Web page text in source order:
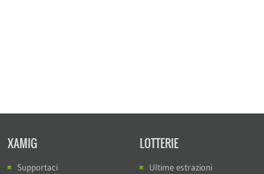
XAMIG
Supportaci
LOTTERIE
Ultime estrazioni